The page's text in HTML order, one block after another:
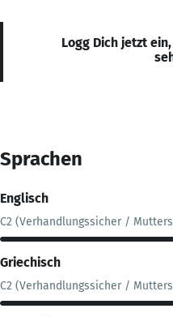
Logg Dich jetzt
Sprachen
Englisch
C2 (Verhandlungssicher /
Griechisch
C2 (Verhandlungssicher /